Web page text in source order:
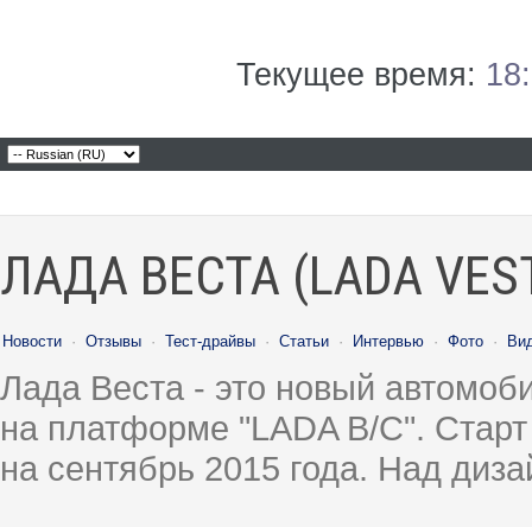
Текущее время:
ЛАДА ВЕСТА (LADA
Новости · Отзывы · Тест-драйвы · Статьи · Интервью · Фото ·
Лада Веста - это новый
на платформе "LADA B/C".
на сентябрь 2015 года. Над